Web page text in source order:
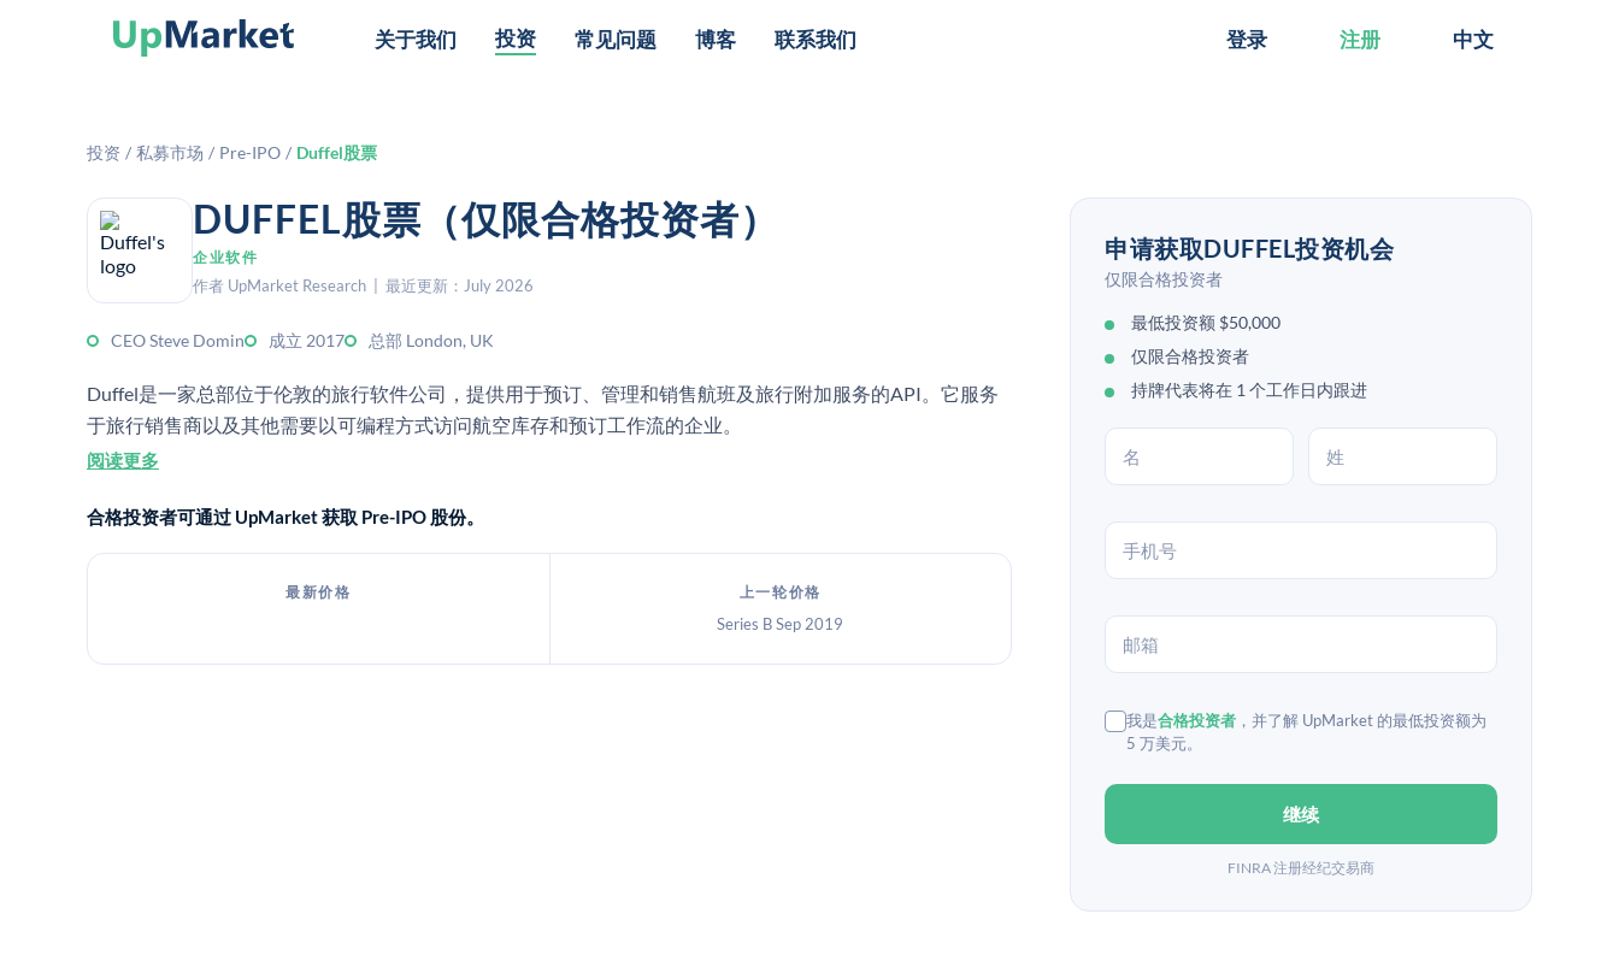
关于我们 投资 常见问题 博客 联系我们 登录 注册 中文
投资 / 私募市场 / Pre-IPO / Duffel股票
DUFFEL股票（仅限合格投资者）
企业软件
作者 UpMarket Research | 最近更新：July 2026
CEO Steve Domin 成立 2017 总部 London, UK
Duffel是一家总部位于伦敦的旅行软件公司，提供用于预订、管理和销售航班及旅行附加服务的API。它服务
于旅行销售商以及其他需要以可编程方式访问航空库存和预订工作流的企业。
阅读更多
合格投资者可通过 UpMarket 获取 Pre-IPO 股份。
最新价格 上一轮价格
Series B Sep 2019
申请获取DUFFEL投资机会
仅限合格投资者
最低投资额 $50,000
仅限合格投资者
持牌代表将在 1 个工作日内跟进
我是合格投资者 ，并了解 UpMarket 的最低投资额为
5 万美元。
继续
FINRA 注册经纪交易商